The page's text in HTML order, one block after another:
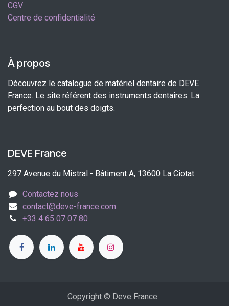
CGV
Centre de confidentialité
À propos
Découvrez le catalogue de matériel dentaire de DEVE
France. Le site référent des instruments dentaires. La
perfection au bout des doigts.
DEVE France
297 Avenue du Mistral - Bâtiment A, 13600 La Ciotat
Contactez nous
contact@deve-france.com
+33 4 65 07 07 80
Copyright © Deve France